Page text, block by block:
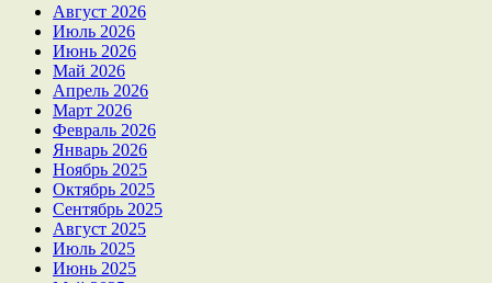
Август 2026
Июль 2026
Июнь 2026
Май 2026
Апрель 2026
Март 2026
Февраль 2026
Январь 2026
Ноябрь 2025
Октябрь 2025
Сентябрь 2025
Август 2025
Июль 2025
Июнь 2025